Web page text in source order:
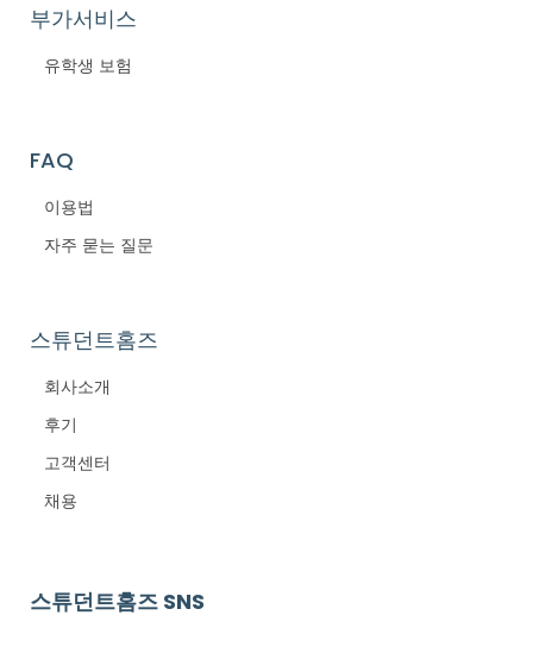
부가서비스
유학생 보험
FAQ
이용법
자주 묻는 질문
스튜던트홈즈
회사소개
후기
고객센터
채용
스튜던트홈즈 SNS